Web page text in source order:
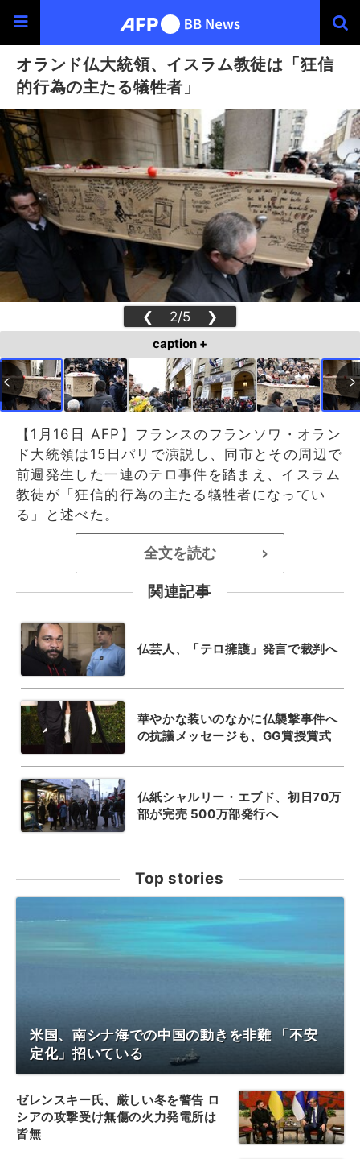
オランド仏大統領、イスラム教徒は「狂信
的行為の主たる犠牲者」
❮ 2/5 ❯
caption +
【1月16日 AFP】フランスのフランソワ・オラン
ド大統領は15日パリで演説し、同市とその周辺で
前週発生した一連のテロ事件を踏まえ、イスラム
教徒が「狂信的行為の主たる犠牲者になってい
る」と述べた。
全文を読む >
関連記事
仏芸人、「テロ擁護」発言で裁判へ
華やかな装いのなかに仏襲撃事件へ
の抗議メッセージも、GG賞授賞式
仏紙シャルリー・エブド、初日70万
部が完売 500万部発行へ
Top stories
米国、南シナ海での中国の動きを非難 「不安
定化」招いている
ゼレンスキー氏、厳しい冬を警告 ロ
シアの攻撃受け無傷の火力発電所は
皆無